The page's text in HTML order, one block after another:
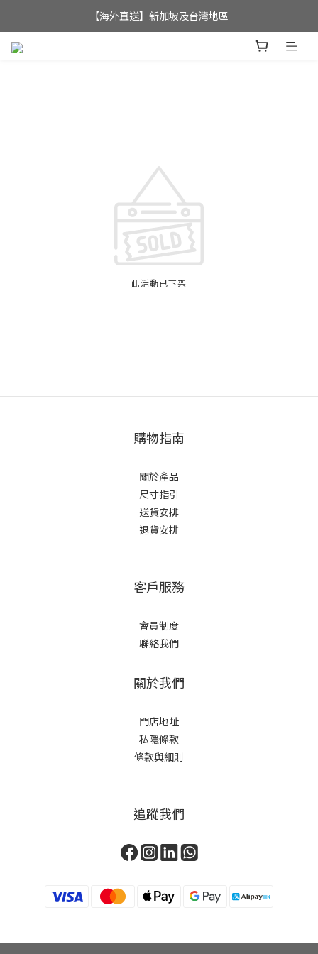
全店滿$350，即可享港澳地區免運費;
【海外直送】新加坡及台灣地區
此活動已下架
購物指南
關於產品
尺寸指引
送貨安排
退貨安排
客戶服務
會員制度
聯絡我們
關於我們
門店地址
私隱條款
條款與細則
追蹤我們